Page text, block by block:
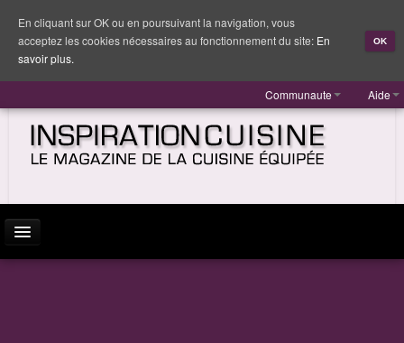
Communaute Aide
En cliquant sur OK ou en poursuivant la navigation, vous
acceptez les cookies nécessaires au fonctionnement du site: En
savoir plus.
OK